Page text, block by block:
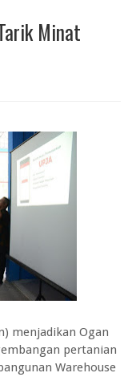
Minat
menjadikan Ogan
pertanian
Warehouse